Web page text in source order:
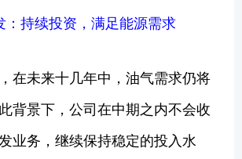
：持续投资，满足能源需求
在未来十几年中，油气需求仍将
背景下，公司在中期之内不会收
业务，继续保持稳定的投入水